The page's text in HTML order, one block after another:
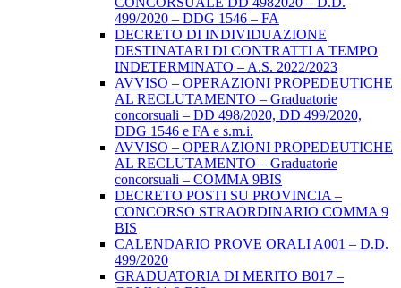
499/2020 – DDG 1546 – FA
DECRETO DI INDIVIDUAZIONE
DESTINATARI DI CONTRATTI A TEMPO
INDETERMINATO – A.S. 2022/2023
AVVISO – OPERAZIONI PROPEDEUTICHE
AL RECLUTAMENTO – Graduatorie
concorsuali – DD 498/2020, DD 499/2020,
DDG 1546 e FA e s.m.i.
AVVISO – OPERAZIONI PROPEDEUTICHE
AL RECLUTAMENTO – Graduatorie
concorsuali – COMMA 9BIS
DECRETO POSTI SU PROVINCIA –
CONCORSO STRAORDINARIO COMMA 9
BIS
CALENDARIO PROVE ORALI A001 – D.D.
499/2020
GRADUATORIA DI MERITO B017 –